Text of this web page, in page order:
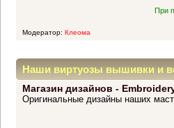
При
Модератор: Клеома
Наши виртуозы вышивки и
прекрасных идей
Магазин дизайнов -
Оригинальные дизайны наших